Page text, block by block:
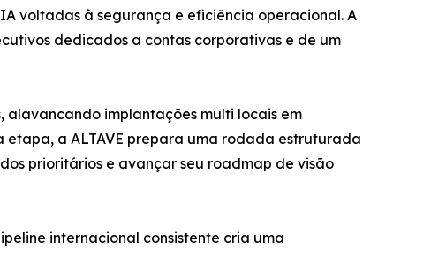
voltadas à segurança e eficiência operacional. A
dedicados a contas corporativas e de um
alavancando implantações multi locais em
a ALTAVE prepara uma rodada estruturada
prioritários e avançar seu roadmap de visão
internacional consistente cria uma